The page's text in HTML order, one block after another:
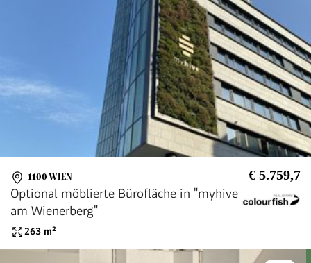
1100 WIEN € 5.759,7
Optional möblierte Bürofläche in "myhive
am Wienerberg"
263 m²